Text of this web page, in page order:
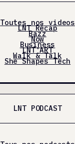
Toutes nos videos
LNT Récap
Bazz
Now
Business
LNT'ART
Walk & Talk
She Shapes Tech
LNT PODCAST